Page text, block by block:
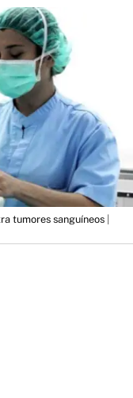
tumores sanguíneos |